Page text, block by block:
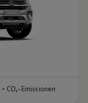
• CO₂-Emissionen